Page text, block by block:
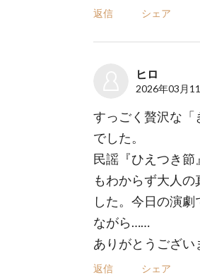
返信 シェア
ヒロ
2026年03月
すっごく贅沢な「
でした。
民謡『ひえつき節
もわからず大人の
した。今日の演
ながら……
ありがとうござい
返信 シェア